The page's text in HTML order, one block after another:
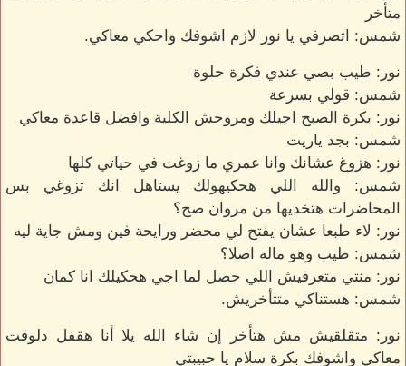
متأخر
شمس: اتصرفي يا نور لازم اشوفك واحكي معاكي.
نور: طيب بصي عندي فكرة حلوة
شمس: قولي بسرعة
نور: بكرة الصبح اجيلك ومروحش الكلية وافضل قاعدة معاكي
شمس: بجد ياريت
نور: هزوغ عشانك وانا عمري ما زوغت في حياتي كلها
شمس: والله اللي هحكيهولك يستاهل انك تزوغي بس
المحاضرات هتخديها من مروان صح؟
نور: لاء طبعا عشان يفتح لي محضر ورايحة فين ومش جاية ليه
شمس: طيب وهو ماله اصلا؟
نور: منتي متعرفيش اللي حصل لما اجي هحكيلك انا كمان
شمس: هستناكي متتأخريش.
نور: متقلقيش مش هتأخر إن شاء الله يلا أنا هقفل دلوقت
معاكي واشوفك بكرة سلام يا حبيبتي